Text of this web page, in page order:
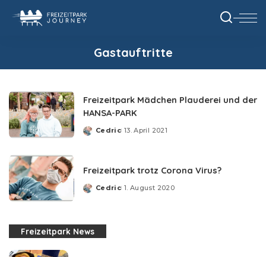
Gastauftritte
Freizeitpark Mädchen Plauderei und der
HANSA-PARK
Posted
Cedric 13. April 2021
Freizeitpark trotz Corona Virus?
Posted
Cedric 1. August 2020
Freizeitpark News